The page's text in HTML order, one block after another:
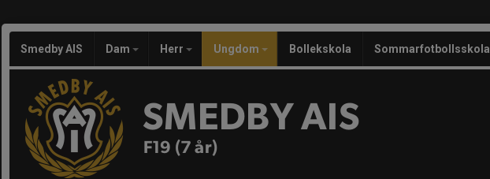
Smedby AIS Dam Herr Ungdom Bollekskola Sommarfotbollsskola
SMEDBY AIS
F19 (7 år)